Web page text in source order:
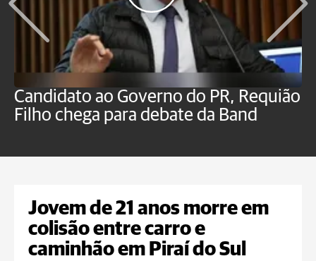
Candidato ao Governo do PR, Requião
Filho chega para debate da Band
Jovem de 21 anos morre em
colisão entre carro e
caminhão em Piraí do Sul